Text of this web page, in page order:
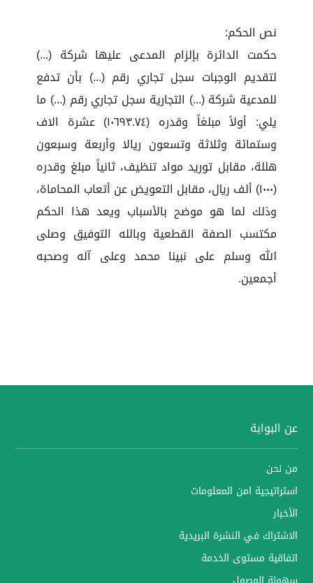
نص الحكم:
حكمت الدائرة بإلزام المدعى عليها شركة (...)
لتقديم الوجبات سجل تجاري رقم (...) بأن تدفع
للمدعية شركة (...) التجارية سجل تجاري رقم (...) ما
يلي: أولاً مبلغاً وقدره (١٠٦٩٣.٧٤) عشرة الاف
وستمائة وثلاثة وتسعون ريالا وأربعة وسبعون
هللة، مقابل توريد مواد تنظيف، ثانياً مبلغ وقدره
(١٠٠٠) ألف ريال، مقابل التعويض عن أتعاب المحاماة،
وذلك لما هو موضح بالأسباب ويعد هذا الحكم
مكتسب الصفة القطعية وبالله التوفيق وصلى
الله وسلم على نبينا محمد وعلى آله وصحبه
أجمعين.
عن البوابة
من نحن
استراتيجية امن المعلومات
الأخبار
الاشتراك في النشرة البريدية
اتفاقية مستوى الخدمة